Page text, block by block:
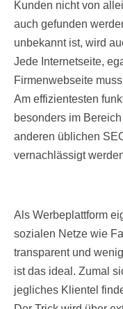
Kunden nicht von
auch gefunden
unbekannt ist, wird
Jede Internetseite,
Firmenwebseite
Am effizientesten
besonders im
anderen üblichen
vernachlässigt
Als Werbeplattform
sozialen Netze wie
transparent und
ist das ideal. Zumal
jegliches Klientel